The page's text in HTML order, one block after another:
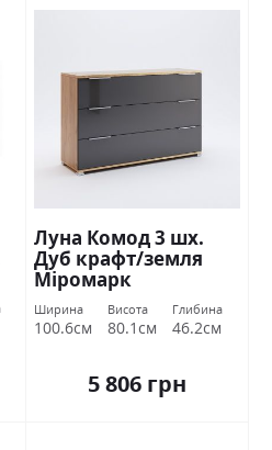
Луна Комод 3 шх.
Дуб крафт/земля
Міромарк
Ширина
100.6см
Висота
80.1см
Глибина
46.2см
5 806 грн